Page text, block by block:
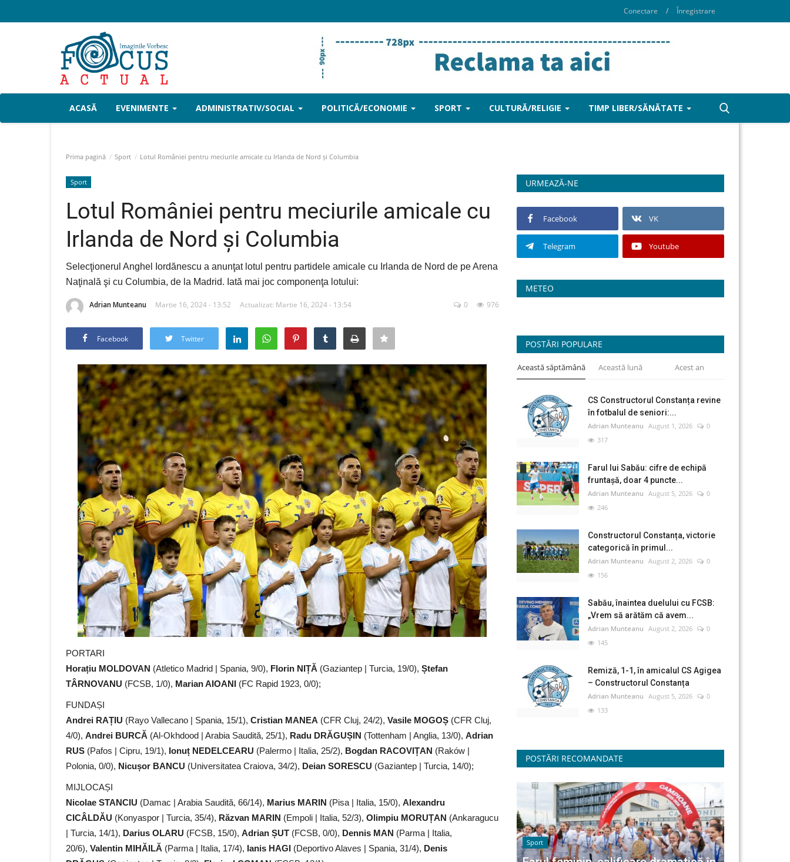
Conectare / Înregistrare
ACASĂ EVENIMENTE ADMINISTRATIV/SOCIAL POLITICĂ/ECONOMIE SPORT CULTURĂ/RELIGIE TIMP LIBER/SĂNĂTATE
Prima pagină Sport Lotul României pentru meciurile amicale cu Irlanda de Nord şi Columbia
Sport
Lotul României pentru meciurile amicale cu
Irlanda de Nord şi Columbia
Selecţionerul Anghel Iordănescu a anunţat lotul pentru partidele amicale cu Irlanda de Nord de pe Arena
Naţinală şi cu Columbia, de la Madrid. Iată mai joc componenţa lotului:
Adrian Munteanu Martie 16, 2024 - 13:52 Actualizat: Martie 16, 2024 - 13:54 976
0
Facebook Twitter
PORTARI
Horațiu MOLDOVAN (Atletico Madrid | Spania, 9/0), Florin NIȚĂ (Gaziantep | Turcia, 19/0), Ștefan
TÂRNOVANU (FCSB, 1/0), Marian AIOANI (FC Rapid 1923, 0/0);
FUNDAȘI
Andrei RAȚIU (Rayo Vallecano | Spania, 15/1), Cristian MANEA (CFR Cluj, 24/2), Vasile MOGOȘ (CFR Cluj,
4/0), Andrei BURCĂ (Al-Okhdood | Arabia Saudită, 25/1), Radu DRĂGUȘIN (Tottenham | Anglia, 13/0), Adrian
RUS (Pafos | Cipru, 19/1), Ionuț NEDELCEARU (Palermo | Italia, 25/2), Bogdan RACOVIȚAN (Raków |
Polonia, 0/0), Nicușor BANCU (Universitatea Craiova, 34/2), Deian SORESCU (Gaziantep | Turcia, 14/0);
MIJLOCAȘI
Nicolae STANCIU (Damac | Arabia Saudită, 66/14), Marius MARIN (Pisa | Italia, 15/0), Alexandru
CICÂLDĂU (Konyaspor | Turcia, 35/4), Răzvan MARIN (Empoli | Italia, 52/3), Olimpiu MORUȚAN (Ankaragucu
| Turcia, 14/1), Darius OLARU (FCSB, 15/0), Adrian ȘUT (FCSB, 0/0), Dennis MAN (Parma | Italia,
20/6), Valentin MIHĂILĂ (Parma | Italia, 17/4), Ianis HAGI (Deportivo Alaves | Spania, 31/4), Denis
URMEAZĂ-NE
Facebook VK
Telegram Youtube
METEO
POSTĂRI POPULARE
Această săptămână Această lună Acest an
CS Constructorul Constanța revine
în fotbalul de seniori:...
Adrian Munteanu August 1, 2026
0
317
Farul lui Sabău: cifre de echipă
fruntașă, doar 4 puncte...
Adrian Munteanu August 5, 2026
0
246
Constructorul Constanța, victorie
categorică în primul...
Adrian Munteanu August 2, 2026
0
156
Sabău, înaintea duelului cu FCSB:
„Vrem să arătăm că avem...
Adrian Munteanu August 2, 2026
0
145
Remiză, 1-1, în amicalul CS Agigea
– Constructorul Constanța
Adrian Munteanu August 5, 2026
0
133
POSTĂRI RECOMANDATE
Sport